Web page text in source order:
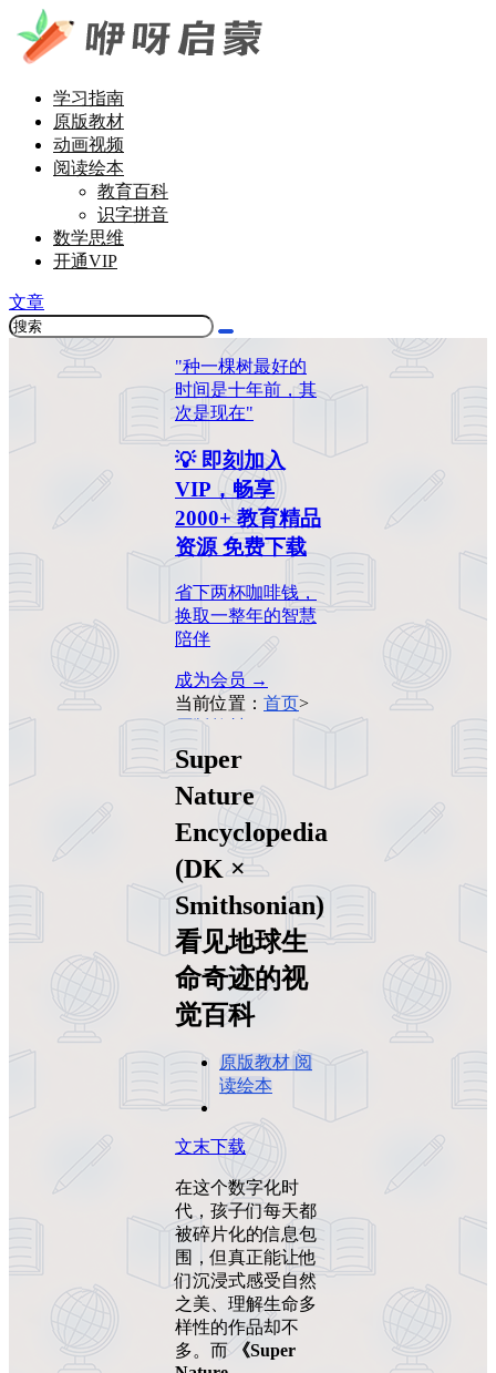
学习指南
原版教材
动画视频
阅读绘本
教育百科
识字拼音
数学思维
开通VIP
文章
"种一棵树最好的
时间是十年前，其
次是现在"
💡 即刻加入
VIP，畅享
2000+ 教育精品
资源 免费下载
省下两杯咖啡钱，
换取一整年的智慧
陪伴
成为会员 →
当前位置： 首页>
原版教材
Nature
Encyclopedia (DK ×
Smithsonian)看见地
球生命奇迹的视觉
百科
Super
Nature
Encyclopedia
(DK ×
Smithsonian)
看见地球生
命奇迹的视
觉百科
原版教材 阅
读绘本
文末下载
在这个数字化时
代，孩子们每天都
被碎片化的信息包
围，但真正能让他
们沉浸式感受自然
之美、理解生命多
样性的作品却不
多。而《Super